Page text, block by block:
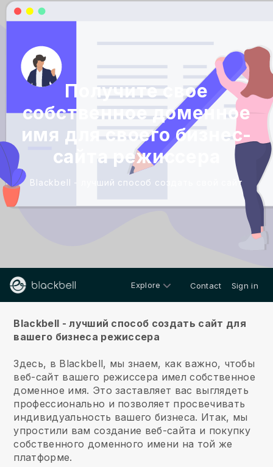
Получите свое
собственное доменное
имя для своего бизнес-
сайта режиссера
Blackbell - лучший способ создать свой сайт
Explore Contact Sign in
Blackbell - лучший способ создать сайт для
вашего бизнеса режиссера
Здесь, в Blackbell, мы знаем, как важно, чтобы
веб-сайт вашего режиссера имел собственное
доменное имя. Это заставляет вас выглядеть
профессионально и позволяет просвечивать
индивидуальность вашего бизнеса. Итак, мы
упростили вам создание веб-сайта и покупку
собственного доменного имени на той же
платформе.